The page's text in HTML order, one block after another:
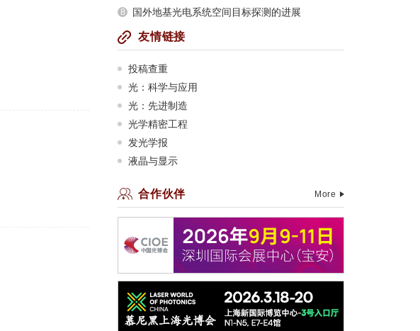
8 国外地基光电系统空间目标探测的进展
友情链接
投稿查重
光：科学与应用
光：先进制造
光学精密工程
发光学报
液晶与显示
合作伙伴 More